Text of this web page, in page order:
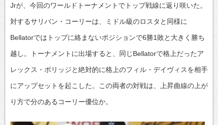
Jrが、今回のワールドトーナメントでトップ戦線に返り咲いた。
対するサリバン・コーリーは、ミドル級のロスタと同様に
Bellatorではトップに絡まないポジションで6勝1敗と大きく勝ち
越し。トーナメントに出場すると、同じBellatorで格上だったア
レックス・ポリッジと絶対的に格上のフィル・デイヴィスを相手
にアップセットを起こした。この両者の対戦は、上昇曲線の上が
り方で分のあるコーリー優位か。